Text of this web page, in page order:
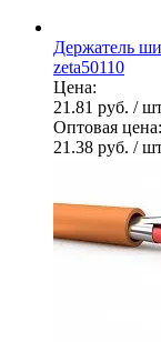
Держатель
zeta50110
Цена:
21.81 руб. /
Оптовая цена:
21.38 руб. /